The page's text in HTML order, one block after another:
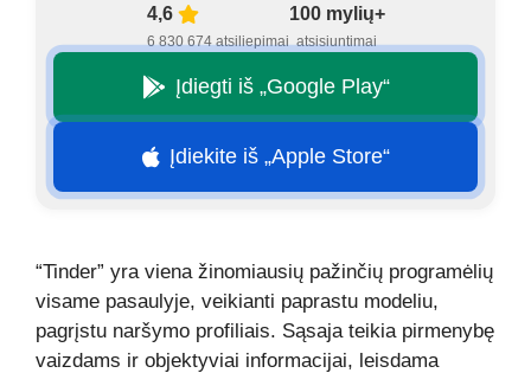
4,6
6 830 674 atsiliepimai
100 mylių+
atsisiuntimai
Įdiegti iš „Google Play“
Įdiekite iš „Apple Store“
“Tinder” yra viena žinomiausių pažinčių programėlių
visame pasaulyje, veikianti paprastu modeliu,
pagrįstu naršymo profiliais. Sąsaja teikia pirmenybę
vaizdams ir objektyviai informacijai, leisdama